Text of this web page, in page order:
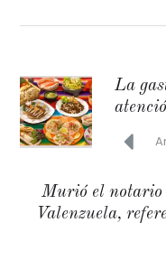
La
Murió el notario
Valenzuela,